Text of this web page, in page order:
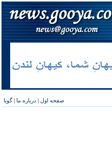
صفحه اول | درباره ما |گویا